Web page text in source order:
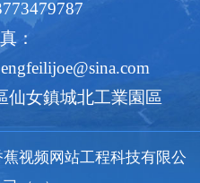
：
仙女鎮城北工業園區
视频网站工程科技有限公